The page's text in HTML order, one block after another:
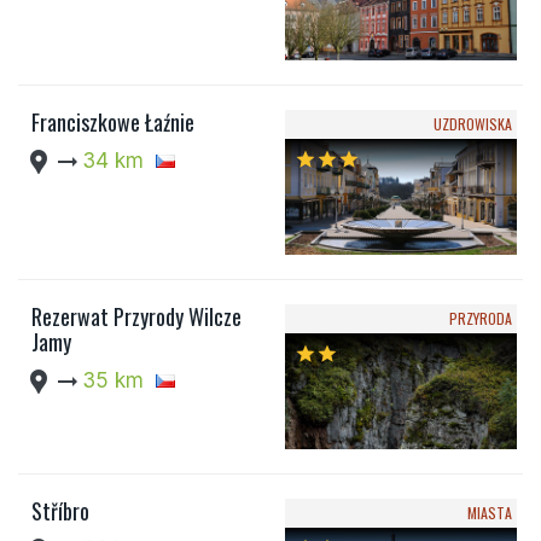
Franciszkowe Łaźnie
location_pin arrow_right_alt 34 km
UZDROWISKA
starstarstar
Rezerwat Przyrody Wilcze
Jamy
location_pin arrow_right_alt 35 km
PRZYRODA
starstar
Stříbro MIASTA